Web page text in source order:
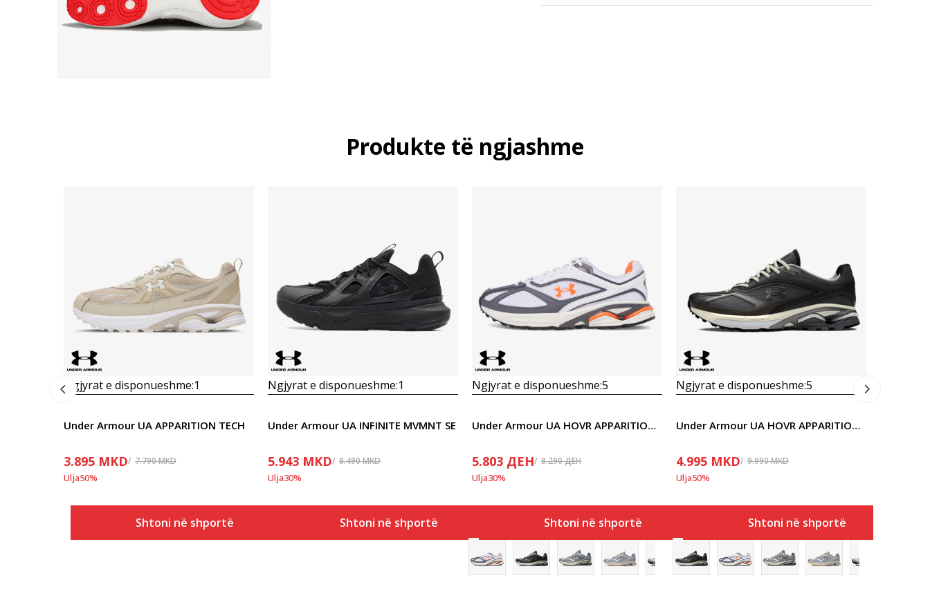
Produkte të ngjashme
Ngjyrat e disponueshme:1
Under Armour UA APPARITION TECH
3.895 MKD 7.790MKD
Ulja50%
Shtoni në shportë
Ngjyrat e disponueshme:1
Under Armour UA INFINITE MVMNT SE
5.943 MKD 8.490MKD
Ulja30%
Shtoni në shportë
Ngjyrat e disponueshme:5
Under Armour UA HOVR APPARITION RTRFTR TC
5.803 ДЕН 8.290ДЕН
Ulja30%
Shtoni në shportë
Ngjyrat e disponueshme:5
Under Armour UA HOVR APPARITION RTRFTR TC
4.995 MKD 9.990MKD
Ulja50%
Shtoni në shportë